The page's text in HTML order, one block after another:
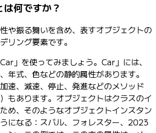
何ですか？
や振る舞いを含め、表すオブジェクトの
リング要素です。
」を使ってみましょう。Car」には、
年式、色などの静的属性があります。
速、減速、停止、発進などのメソッド
もあります。オブジェクトはクラスのイ
め、そのようなオブジェクトインスタン
になる：スバル、フォレスター、2023